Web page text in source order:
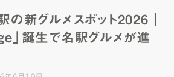
の新グルメスポット2026｜
」誕生で名駅グルメが進